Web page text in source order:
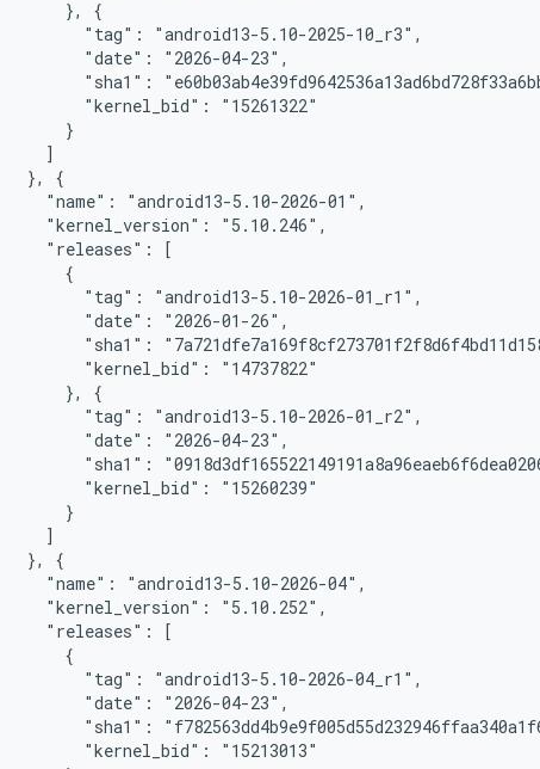
}, {
"tag": "android13-5.10-2025-10_r3",
"date": "2026-04-23",
"sha1":
"kernel_bid": "15261322"
}
]
}, {
"name": "android13-5.10-2026-01",
"kernel_version": "5.10.246",
"releases": [
{
"tag": "android13-5.10-2026-01_r1",
"date": "2026-01-26",
"sha1":
"kernel_bid": "14737822"
}, {
"tag": "android13-5.10-2026-01_r2",
"date": "2026-04-23",
"sha1":
"kernel_bid": "15260239"
}
]
}, {
"name": "android13-5.10-2026-04",
"kernel_version": "5.10.252",
"releases": [
{
"tag": "android13-5.10-2026-04_r1",
"date": "2026-04-23",
"sha1":
"kernel_bid": "15213013"